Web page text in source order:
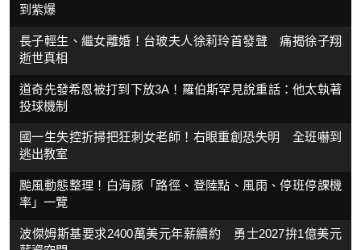
到紫爆
長子輕生、繼女離婚！台玻夫人徐莉玲首發聲 痛揭徐子翔
逝世真相
道奇先發希恩被打到下放3A！羅伯斯罕見說重話：他太執著
投球機制
國一生失控折掃把狂刺女老師！右眼重創恐失明 全班嚇到
逃出教室
颱風動態整理！白海豚「路徑、登陸點、風雨、停班停課機
率」一覽
波傑姆斯基要求2400萬美元年薪續約 勇士2027拚1億美元